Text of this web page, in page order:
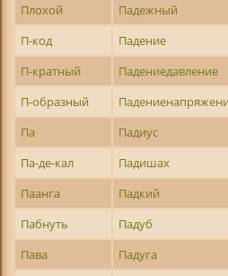
Плохой Падежный
П-код
Падение
П-кратный
Падениедавление
П-образный
Па
Падиус
Па-де-кал
Падишах
Паанга
Падкий
Пабнуть
Падуб
Пава
Падуга